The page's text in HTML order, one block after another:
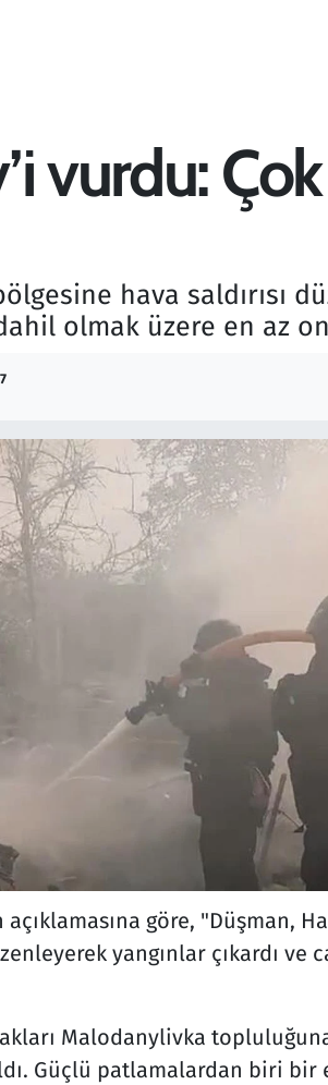
vurdu:
hava saldırısı
olmak üzere en az
göre, "Düşman,
yangınlar çıkardı ve
Malodanylivka
Güçlü patlamalardan biri bir